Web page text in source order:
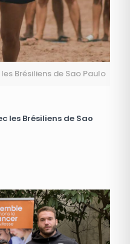
Brésiliens de Sao Paulo
les Brésiliens de Sao